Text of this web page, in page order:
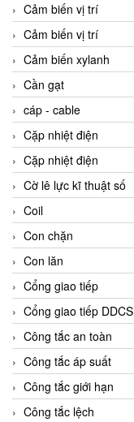
Cảm biến vị trí
Cảm biến vị trí
Cảm biến xylanh
Cần gạt
cáp - cable
Cặp nhiệt điện
Cặp nhiệt điện
Cờ lê lực kĩ thuật số
Coil
Con chặn
Con lăn
Cổng giao tiếp
Cổng giao tiếp DDCS
Công tắc an toàn
Công tắc áp suất
Công tắc giới hạn
Công tắc lệch